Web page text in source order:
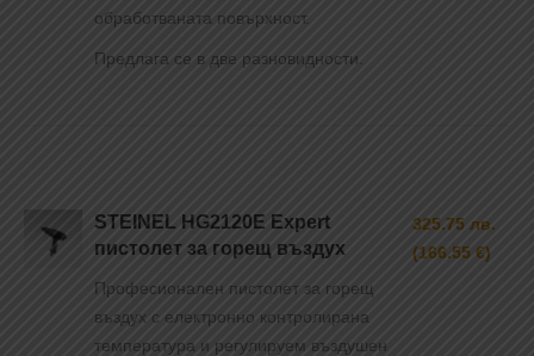
обработваната повърхност.
Предлага се в две разновидности.
STEINEL HG2120E Expert
пистолет за горещ въздух
Професионален пистолет за горещ
въздух с електронно контролирана
температура и регулируем въздушен
325.75 лв.
(166.55 €)